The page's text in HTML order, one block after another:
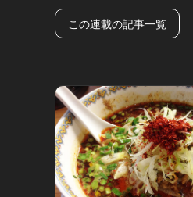
この連載の記事一覧